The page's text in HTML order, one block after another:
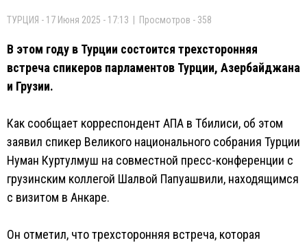
ТУРЦИЯ - 17 Июня 2025 - 17:13 | Просмотров - 358
В этом году в Турции состоится трехсторонняя
встреча спикеров парламентов Турции, Азербайджана
и Грузии.
Как сообщает корреспондент АПА в Тбилиси, об этом
заявил спикер Великого национального собрания Турции
Нуман Куртулмуш на совместной пресс-конференции с
грузинским коллегой Шалвой Папуашвили, находящимся
с визитом в Анкаре.
Он отметил, что трехсторонняя встреча, которая